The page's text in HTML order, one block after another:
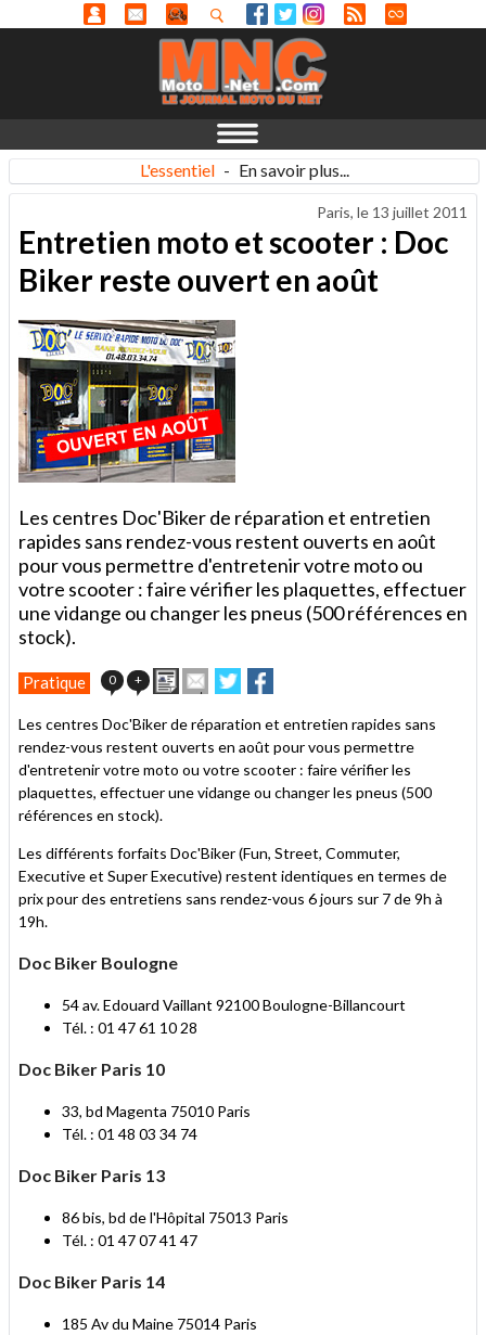
L'essentiel - En savoir plus...
Paris, le 13 juillet 2011
Entretien moto et scooter : Doc
Biker reste ouvert en août
Les centres Doc'Biker de réparation et entretien
rapides sans rendez-vous restent ouverts en août
pour vous permettre d'entretenir votre moto ou
votre scooter : faire vérifier les plaquettes, effectuer
une vidange ou changer les pneus (500 références en
stock).
Pratique 0 + ImprimerEnvoyer
cet
à
un
ami
Partager
sur
sur
Les centres Doc'Biker de réparation et entretien rapides sans
rendez-vous restent ouverts en août pour vous permettre
d'entretenir votre moto ou votre scooter : faire vérifier les
plaquettes, effectuer une vidange ou changer les pneus (500
références en stock).
Les différents forfaits Doc'Biker (Fun, Street, Commuter,
Executive et Super Executive) restent identiques en termes de
prix pour des entretiens sans rendez-vous 6 jours sur 7 de 9h à
19h.
Doc Biker Boulogne
54 av. Edouard Vaillant 92100 Boulogne-Billancourt
Tél. : 01 47 61 10 28
Doc Biker Paris 10
33, bd Magenta 75010 Paris
Tél. : 01 48 03 34 74
Doc Biker Paris 13
86 bis, bd de l'Hôpital 75013 Paris
Tél. : 01 47 07 41 47
Doc Biker Paris 14
185 Av du Maine 75014 Paris